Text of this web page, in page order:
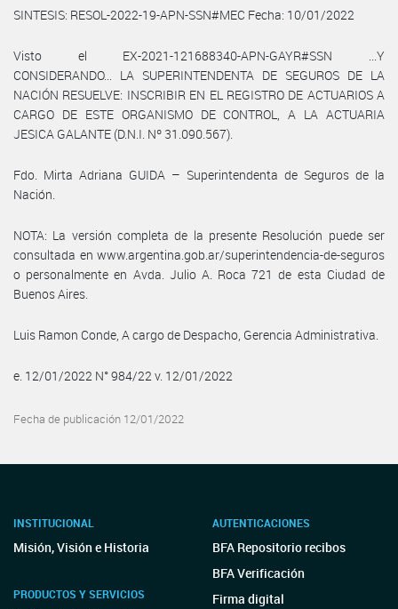
SINTESIS: RESOL-2022-19-APN-SSN#MEC Fecha: 10/01/2022
Visto el EX-2021-121688340-APN-GAYR#SSN ...Y
CONSIDERANDO... LA SUPERINTENDENTA DE SEGUROS DE LA
NACIÓN RESUELVE: INSCRIBIR EN EL REGISTRO DE ACTUARIOS A
CARGO DE ESTE ORGANISMO DE CONTROL, A LA ACTUARIA
JESICA GALANTE (D.N.I. Nº 31.090.567).
Fdo. Mirta Adriana GUIDA – Superintendenta de Seguros de la
Nación.
NOTA: La versión completa de la presente Resolución puede ser
consultada en www.argentina.gob.ar/superintendencia-de-seguros
o personalmente en Avda. Julio A. Roca 721 de esta Ciudad de
Buenos Aires.
Luis Ramon Conde, A cargo de Despacho, Gerencia Administrativa.
e. 12/01/2022 N° 984/22 v. 12/01/2022
Fecha de publicación 12/01/2022
INSTITUCIONAL
Misión, Visión e Historia
PRODUCTOS Y SERVICIOS
AUTENTICACIONES
BFA Repositorio recibos
BFA Verificación
Firma digital